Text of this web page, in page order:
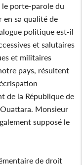
le porte-parole du
en sa qualité de
politique est-il
et salutaires
et militaires
pays, résultent
de la République de
Monsieur
supposé le
de droit